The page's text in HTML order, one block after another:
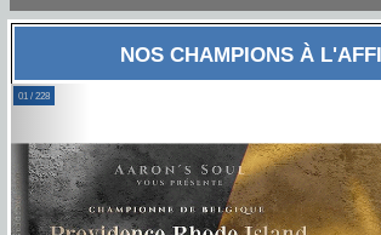
NOS CHAMPIONS À
01 / 228Previous